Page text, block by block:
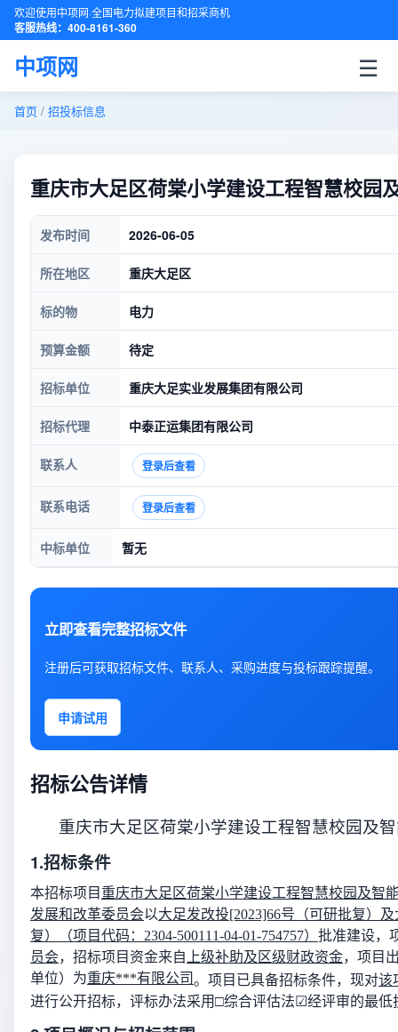
欢迎使用中项网·全国电力拟建项目和招采商机
客服热线：400-8161-360
中项网 ☰
首页 / 招投标信息
重庆市大足区荷棠小学建设工程智慧校园
发布时间 2026-06-05
所在地区 重庆大足区
标的物 电力
预算金额 待定
招标单位 重庆大足实业发展集团有限公司
招标代理 中泰正运集团有限公司
联系人 登录后查看
联系电话 登录后查看
中标单位 暂无
立即查看完整招标文件
注册后可获取招标文件、联系人、采购进度与投标跟踪提醒。
申请试用
招标公告详情
重庆市大足区荷棠小学建设工程智慧校园及
1.招标条件
本招标项目 重庆市大足区荷棠小学建设工程智慧校园及智
发展和改革委员会以大足发改投[2023]66号（可研批复）
复）（项目代码：2304-500111-04-01-754757） 批准建设，
员会， 招标项目 资金来自 上级补助及区级财政资金，项目
单位） 为重庆***有限公司。项目已具备招标条件，现对该
进行公开招标， 评标办法采用□综合评估法☑经评审的最低